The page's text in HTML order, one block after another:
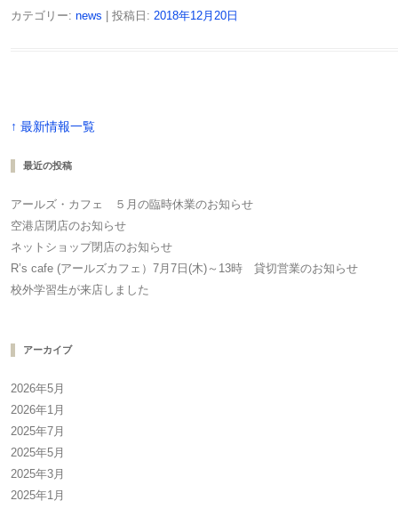
カテゴリー: news | 投稿日: 2018年12月20日
↑ 最新情報一覧
最近の投稿
アールズ・カフェ ５月の臨時休業のお知らせ
空港店閉店のお知らせ
ネットショップ閉店のお知らせ
R’s cafe (アールズカフェ）7月7日(木)～13時 貸切営業のお知らせ
校外学習生が来店しました
アーカイブ
2026年5月
2026年1月
2025年7月
2025年5月
2025年3月
2025年1月